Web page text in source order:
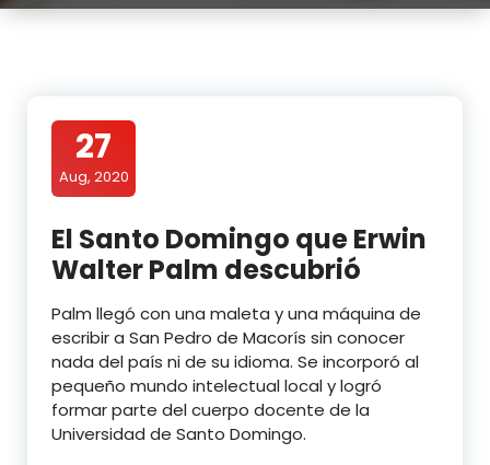
27
Aug, 2020
El Santo Domingo que Erwin
Walter Palm descubrió
Palm llegó con una maleta y una máquina de
escribir a San Pedro de Macorís sin conocer
nada del país ni de su idioma. Se incorporó al
pequeño mundo intelectual local y logró
formar parte del cuerpo docente de la
Universidad de Santo Domingo.